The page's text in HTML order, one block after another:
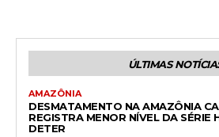
ÚLTIMAS
AMAZÔNIA
DESMATAMENTO NA AMAZÔNIA
REGISTRA MENOR NÍVEL DA SÉRIE
DETER